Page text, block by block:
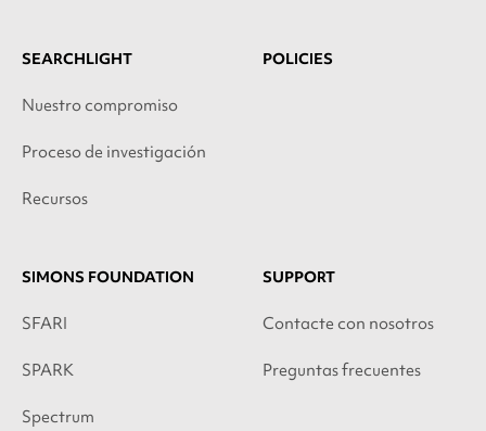
SEARCHLIGHT
Nuestro compromiso
Proceso de investigación
Recursos
POLICIES
SIMONS FOUNDATION
SFARI
SPARK
Spectrum
SUPPORT
Contacte con nosotros
Preguntas frecuentes